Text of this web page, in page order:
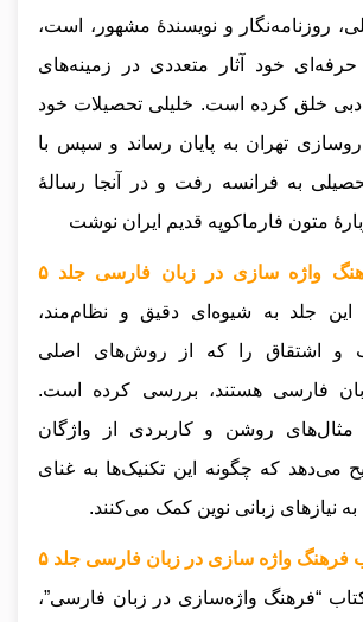
روزنامه‌نگار و نویسندهٔ مشهور، است،
خود آثار متعددی در زمینه‌های
خلق کرده است. خلیلی تحصیلات خود
تهران به پایان رساند و سپس با
به فرانسه رفت و در آنجا رسالهٔ
متون فارماکوپه قدیم ایران نوشت
خلاصه کتاب فرهنگ واژه سازی در زبان فارسی جلد ۵
این جلد به شیوه‌ای دقیق و نظام‌مند،
و اشتقاق را که از روش‌های اصلی
فارسی هستند، بررسی کرده است.
مثال‌های روشن و کاربردی از واژگان
می‌دهد که چگونه این تکنیک‌ها به غنای
نیازهای زبانی نوین کمک می‌کنند.
مقدمه ای بر کتاب فرهنگ واژه سازی در زبان فارسی جلد ۵
“فرهنگ واژه‌سازی در زبان فارسی”،